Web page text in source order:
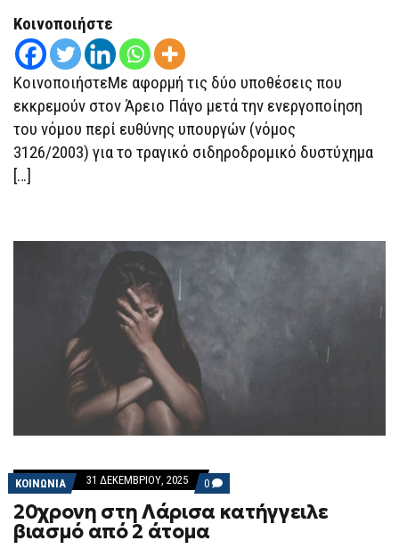
ΤΡΙΑΝΤΌΠΟΥΛΟΥ
–
ΚΑΡΑΜΑΝΛΉ
Κοινοποιήστε
ΚοινοποιήστεΜε αφορμή τις δύο υποθέσεις που
εκκρεμούν στον Άρειο Πάγο μετά την ενεργοποίηση
του νόμου περί ευθύνης υπουργών (νόμος
3126/2003) για το τραγικό σιδηροδρομικό δυστύχημα
[…]
ΚΟΙΝΩΝΙΑ 31 ΔΕΚΕΜΒΡΊΟΥ, 2025 0 COMMENTS
ON
20ΧΡΟΝΗ
ΣΤΗ
20χρονη στη Λάρισα κατήγγειλε
βιασμό από 2 άτομα